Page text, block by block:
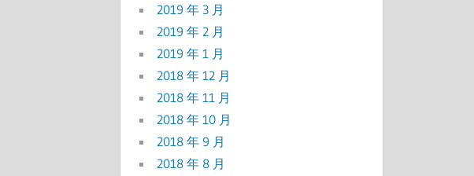
2019 年 3 月
2019 年 2 月
2019 年 1 月
2018 年 12 月
2018 年 11 月
2018 年 10 月
2018 年 9 月
2018 年 8 月